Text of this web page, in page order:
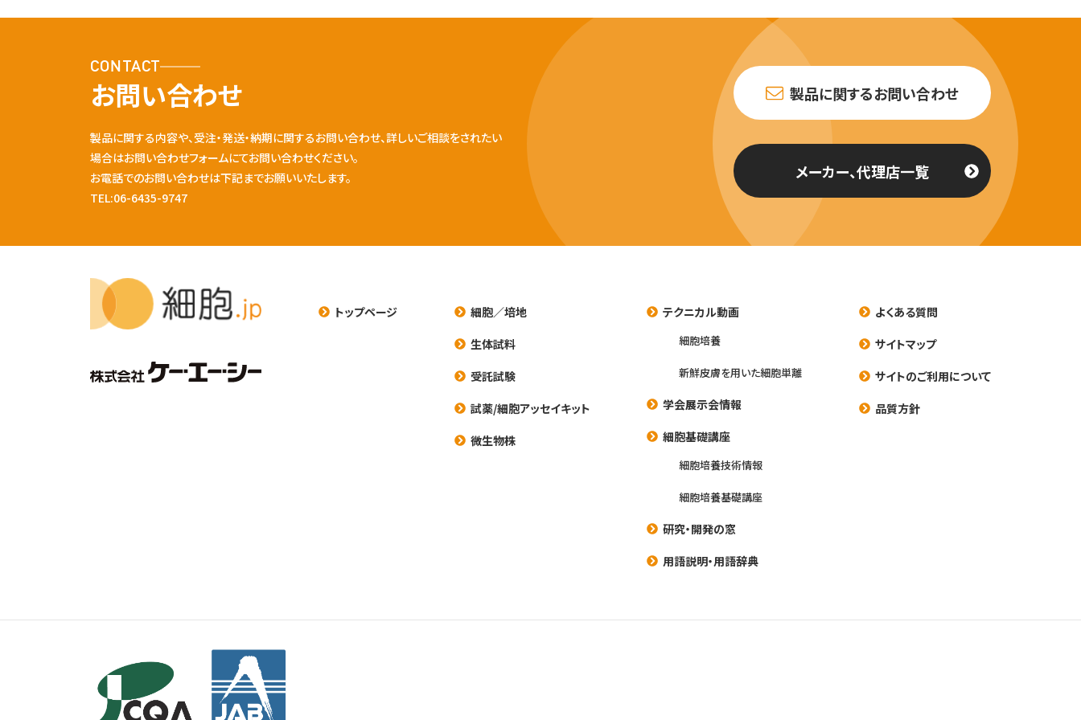
CONTACT
お問い合わせ
製品に関する内容や、受注・発送・納期に関するお問い合わせ、詳しいご相談をされたい
場合はお問い合わせフォームにてお問い合わせください。
お電話でのお問い合わせは下記までお願いいたします。
TEL:06-6435-9747
製品に関するお問い合わせ
メーカー、代理店一覧
トップページ
細胞／培地
生体試料
受託試験
試薬/細胞アッセイキット
微生物株
テクニカル動画
細胞培養
新鮮皮膚を用いた細胞単離
学会展示会情報
細胞基礎講座
細胞培養技術情報
細胞培養基礎講座
研究・開発の窓
用語説明・用語辞典
よくある質問
サイトマップ
サイトのご利用について
品質方針